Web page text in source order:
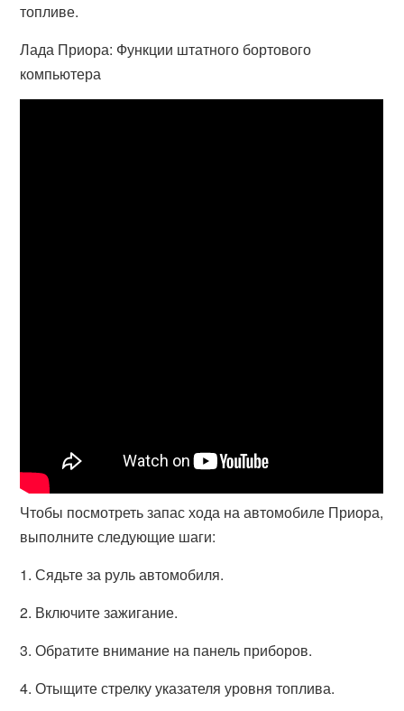
топливе.
Лада Приора: Функции штатного бортового
компьютера
Чтобы посмотреть запас хода на автомобиле Приора,
выполните следующие шаги:
1. Сядьте за руль автомобиля.
2. Включите зажигание.
3. Обратите внимание на панель приборов.
4. Отыщите стрелку указателя уровня топлива.